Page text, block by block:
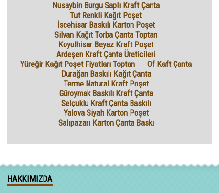
Nusaybin Burgu Saplı Kraft Çanta
Tut Renkli Kağıt Poşet
İscehisar Baskılı Karton Poşet
Silvan Kağıt Torba Çanta Toptan
Koyulhisar Beyaz Kraft Poşet
Ardeşen Kraft Çanta Üreticileri
Yüreğir Kağıt Poşet Fiyatları Toptan
Of Kaft Çanta
Durağan Baskılı Kağıt Çanta
Terme Natural Kraft Poşet
Güroymak Baskılı Kraft Çanta
Selçuklu Kraft Çanta Baskılı
Yalova Siyah Karton Poşet
Salıpazarı Karton Çanta Baskı
HAKKIMIZDA